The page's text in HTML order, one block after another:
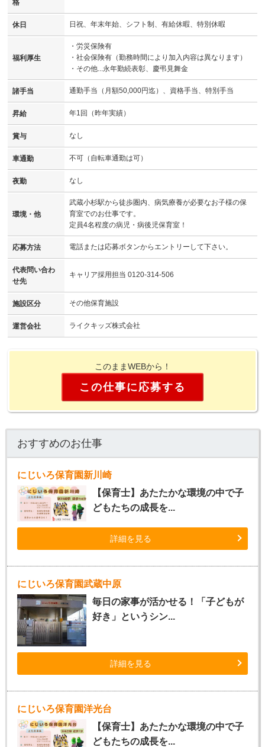
格
休日 日祝、年末年始、シフト制、有給休暇、特別休暇
福利厚生
・労災保険有
・社会保険有（勤務時間により加入内容は異なります）
・その他...永年勤続表彰、慶弔見舞金
諸手当 通勤手当（月額50,000円迄）、資格手当、特別手当
昇給 年1回（昨年実績）
賞与 なし
車通勤 不可（自転車通勤は可）
夜勤 なし
環境・他
武蔵小杉駅から徒歩圏内、病気療養が必要なお子様の保
育室でのお仕事です。
定員4名程度の病児・病後児保育室！
応募方法 電話または応募ボタンからエントリーして下さい。
代表問い合わ
せ先
キャリア採用担当 0120-314-506
施設区分 その他保育施設
運営会社 ライクキッズ株式会社
このままWEBから！
この仕事に応募する
おすすめのお仕事
にじいろ保育園新川崎
【保育士】あたたかな環境の中で子
どもたちの成長を...
詳細を見る
にじいろ保育園武蔵中原
毎日の家事が活かせる！「子どもが
好き」というシン...
詳細を見る
にじいろ保育園洋光台
【保育士】あたたかな環境の中で子
どもたちの成長を...